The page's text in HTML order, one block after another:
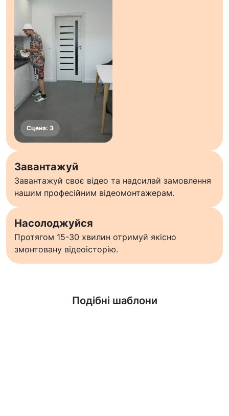
Завантажуй
Завантажуй своє відео та надсилай замовлення
нашим професійним відеомонтажерам.
Насолоджуйся
Протягом 15-30 хвилин отримуй якісно
змонтовану відеоісторію.
Подібні шаблони
Дізнатися більше